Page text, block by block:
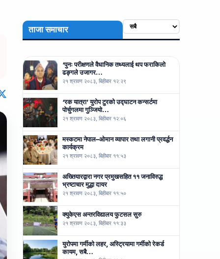
ताजा समाचार
‘पुनः परीक्षणले वैधानिक तथ्यलाई थप फराकिलो
ढङ्गले उजागर…
२१ श्रावण २०८३, बिहीबार १२:२९
‘रक यात्रा’ युरोप टुरको उद्घाटन कन्सर्टमा
पोर्चुगलमा गुञ्जियो…
२१ श्रावण २०८३, बिहीबार १२:०६
मस्कटमा नेपाल–ओमान व्यापार तथा लगानी प्रवर्द्धन
कार्यक्रम
२१ श्रावण २०८३, बिहीबार ११:५३
अख्तियारद्वारा नगर प्रमुखसहित ११ जनाविरुद्ध
भ्रष्टाचार मुद्धा दायर
२१ श्रावण २०८३, बिहीबार ११:५०
क्युकेएस अन्तरविद्यालय फुटसल सुरु
२१ श्रावण २०८३, बिहीबार ११:३३
युरोपमा गर्मीको लहर, अस्ट्रियामा गर्मीको रेकर्ड
कायम, सबै…